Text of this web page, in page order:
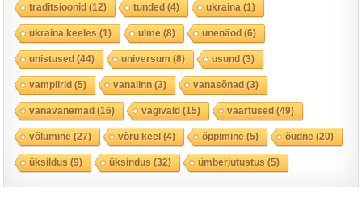
traditsioonid(12) tunded(4) ukraina (1)
ukraina keeles (1) ulme (8) unenäod(6)
unistused(44) universum (8) usund(3)
vampiirid(5) vanalinn(3) vanasõnad(3)
vanavanemad(16) vägivald(15) väärtused(49)
võlumine (27) võru keel(4) õppimine (5) õudne (20)
üksildus (9) üksindus (32) ümberjutustus (5)